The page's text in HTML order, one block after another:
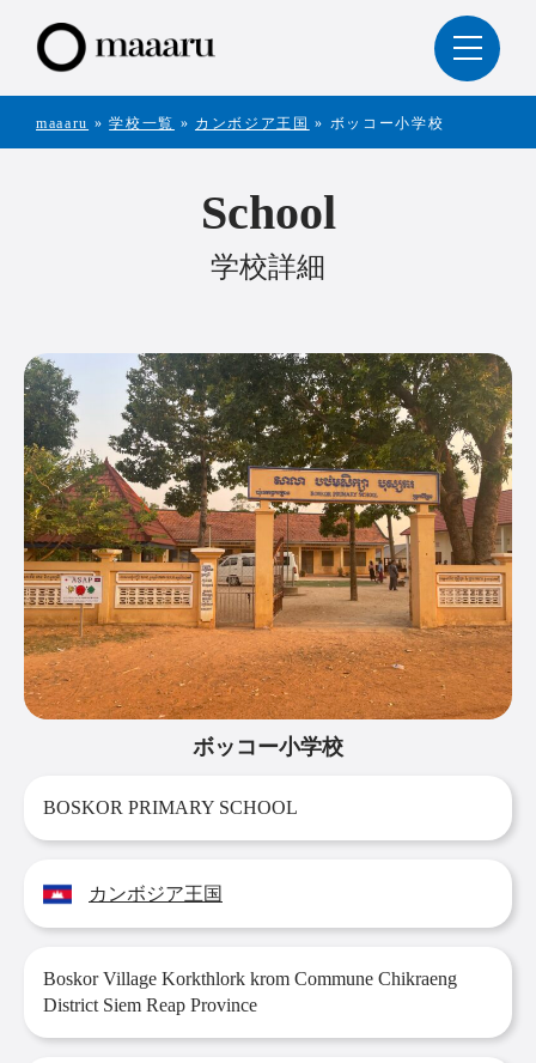
maaaru » 学校一覧 » カンボジア王国 » ボッコー小学校
School
学校詳細
ボッコー小学校
BOSKOR PRIMARY SCHOOL
カンボジア王国
Boskor Village Korkthlork krom Commune Chikraeng
District Siem Reap Province